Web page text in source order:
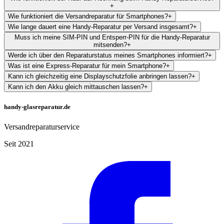
+
Wie funktioniert die Versandreparatur für Smartphones?+
Wie lange dauert eine Handy-Reparatur per Versand insgesamt?+
Muss ich meine SIM-PIN und Entsperr-PIN für die Handy-Reparatur
mitsenden?+
Werde ich über den Reparaturstatus meines Smartphones informiert?+
Was ist eine Express-Reparatur für mein Smartphone?+
Kann ich gleichzeitig eine Displayschutzfolie anbringen lassen?+
Kann ich den Akku gleich mittauschen lassen?+
handy-glasreparatur.de
Versandreparaturservice
Seit 2021